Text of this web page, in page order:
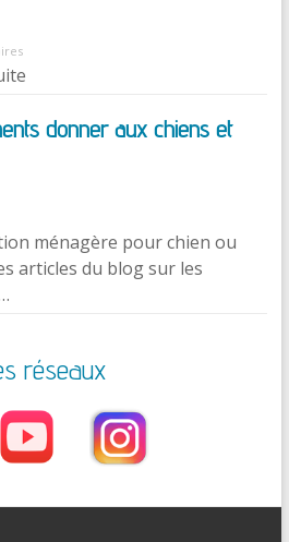
donner aux chiens et
ménagère pour chien ou
articles du blog sur les
réseaux